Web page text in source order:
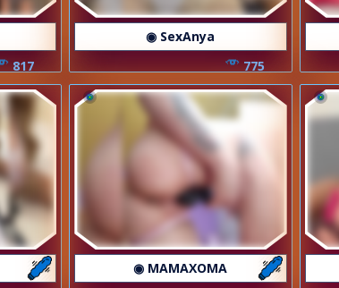
817
◉ SexAnya
775
◉ MAMAXOMA